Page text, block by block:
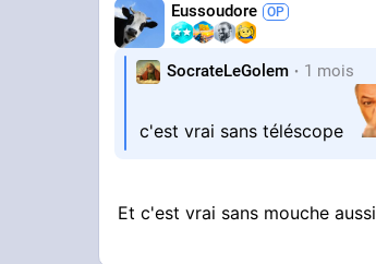
Eussoudore
SocrateLeGolem 1 mois
c'est vrai sans téléscope
Et c'est vrai sans mouche aussi